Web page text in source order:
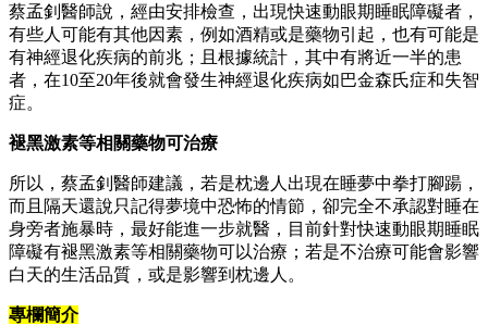
蔡孟釗醫師說，經由安排檢查，出現快速動眼期睡眠障礙者，
有些人可能有其他因素，例如酒精或是藥物引起，也有可能是
有神經退化疾病的前兆；且根據統計，其中有將近一半的患
者，在10至20年後就會發生神經退化疾病如巴金森氏症和失智
症。
褪黑激素等相關藥物可治療
所以，蔡孟釗醫師建議，若是枕邊人出現在睡夢中拳打腳踼，
而且隔天還說只記得夢境中恐怖的情節，卻完全不承認對睡在
身旁者施暴時，最好能進一步就醫，目前針對快速動眼期睡眠
障礙有褪黑激素等相關藥物可以治療；若是不治療可能會影響
白天的生活品質，或是影響到枕邊人。
專欄簡介